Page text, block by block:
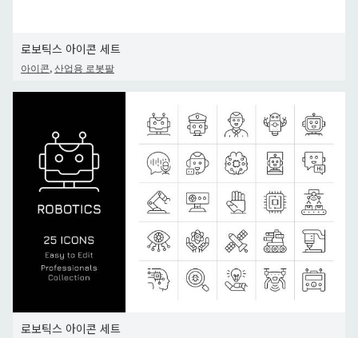
로보틱스 아이콘 세트
아이콘, 산업용 로봇팔
로보틱스 아이콘 세트